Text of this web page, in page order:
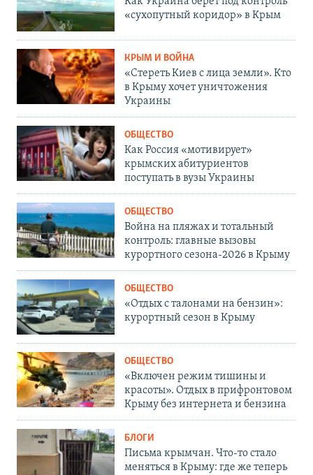
«сухопутный коридор» в Крым
КРЫМ И ВОЙНА
«Стереть Киев с лица земли». Кто
в Крыму хочет уничтожения
Украины
ОБЩЕСТВО
Как Россия «мотивирует»
крымских абитуриентов
поступать в вузы Украины
ОБЩЕСТВО
Война на пляжах и тотальный
контроль: главные вызовы
курортного сезона-2026 в Крыму
ОБЩЕСТВО
«Отдых с талонами на бензин»:
курортный сезон в Крыму
ОБЩЕСТВО
«Включен режим тишины и
красоты». Отдых в прифронтовом
Крыму без интернета и бензина
БЛОГИ
Письма крымчан. Что-то стало
меняться в Крыму: где же теперь